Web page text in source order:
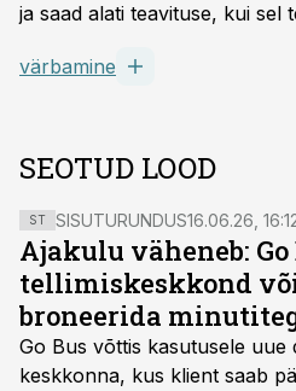
ja saad alati teavituse, kui sel
värbamine
SEOTUD LOOD
ST SISUTURUNDUS16.06.26,
Ajakulu väheneb: Go
tellimiskeskkond
broneerida
Go Bus võttis kasutusele uue
keskkonna, kus klient saab